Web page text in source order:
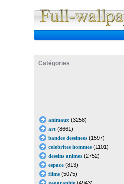
Catégories
animaux (3258)
art(8661)
bandes dessinees(1597)
celebrites hommes(1101)
dessins animes(2752)
espace(813)
films(5075)